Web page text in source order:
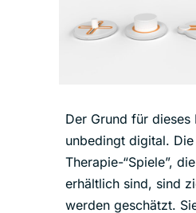
Der Grund für
unbedingt digital.
Therapie-“Spiele”,
erhältlich sind, sind
werden geschätzt.